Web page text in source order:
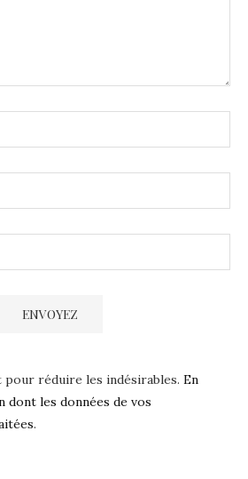
réduire les indésirables. En
dont les données de vos
.